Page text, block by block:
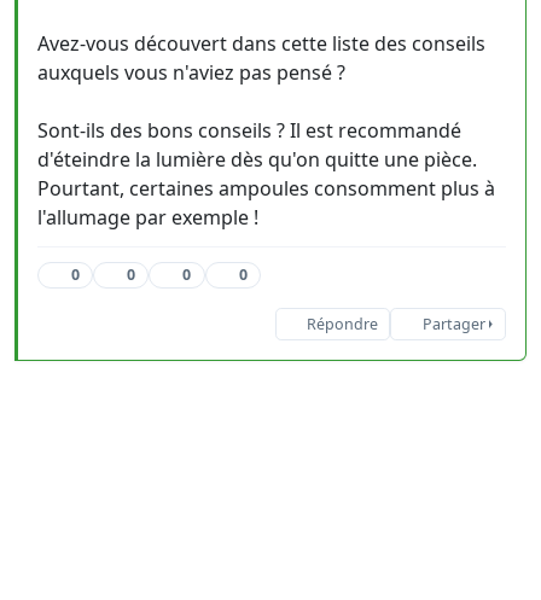
Avez-vous découvert dans cette liste des conseils
auxquels vous n'aviez pas pensé ?
Sont-ils des bons conseils ? Il est recommandé
d'éteindre la lumière dès qu'on quitte une pièce.
Pourtant, certaines ampoules consomment plus à
l'allumage par exemple !
0 0 0 0
Répondre Partager